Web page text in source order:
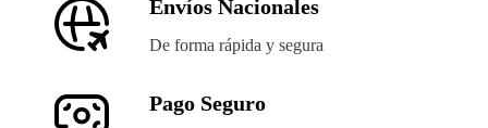
Envíos Nacionales
De forma rápida y segura
Pago Seguro